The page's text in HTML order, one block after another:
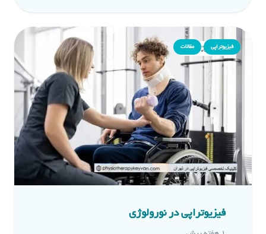
فیزیوتراپی مقالات
فیزیوتراپی در نورولوژی